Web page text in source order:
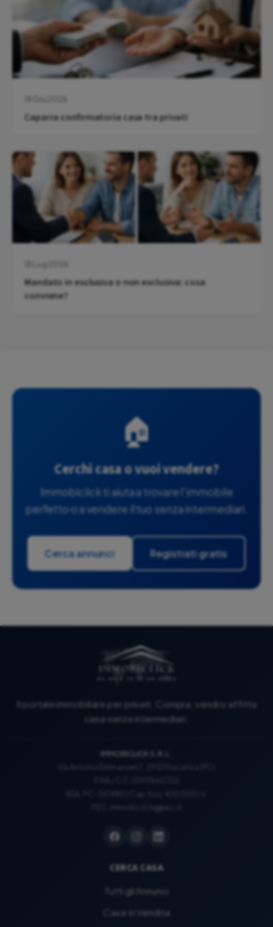
Caparra confirmatoria casa tra privati
Mandato in esclusiva o non esclusiva: cosa
conviene?
🏠
Cerchi casa o vuoi vendere?
Immobiclick ti aiuta a trovare l'immobile
perfetto o a vendere il tuo senza intermediari.
Cerca annunci Registrati gratis
Il portale immobiliare per privati. Compra, vendi o affitta
casa senza intermediari.
IMMOBICLICK S.R.L.
CERCA CASA
Tutti gli Annunci
Case in Vendita